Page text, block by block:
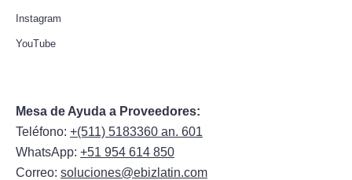
Instagram
YouTube
Mesa de Ayuda a Proveedores:
Teléfono: +(511) 5183360 an. 601
WhatsApp: +51 954 614 850
Correo: soluciones@ebizlatin.com